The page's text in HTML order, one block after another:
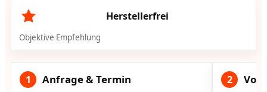
Herstellerfrei
Objektive Empfehlung
1 Anfrage & Termin 2